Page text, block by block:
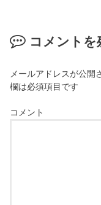
コメントを
メールアドレスが公開
欄は必須項目です
コメント